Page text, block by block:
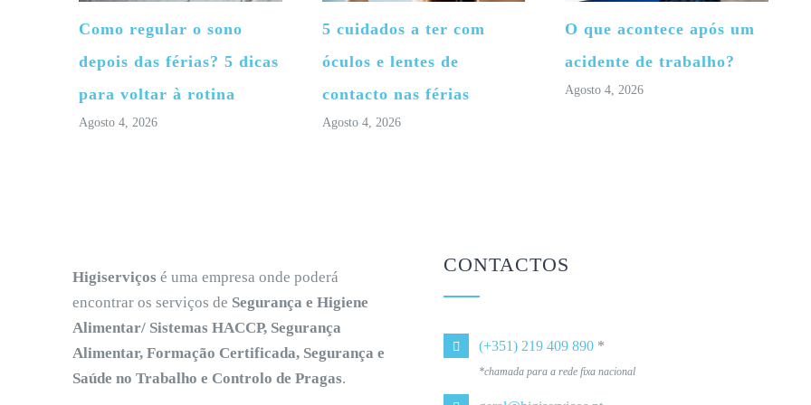
Como regular o sono
depois das férias? 5 dicas
para voltar à rotina
Agosto 4, 2026
5 cuidados a ter com
óculos e lentes de
contacto nas férias
Agosto 4, 2026
O que acontece após um
acidente de trabalho?
Agosto 4, 2026
Higiserviços é uma empresa onde poderá
encontrar os serviços de Segurança e Higiene
Alimentar/ Sistemas HACCP, Segurança
Alimentar, Formação Certificada, Segurança e
Saúde no Trabalho e Controlo de Pragas.
CONTACTOS
(+351) 219 409 890*
*chamada para a rede fixa nacional